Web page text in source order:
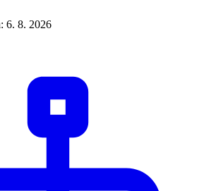
6. 8. 2026